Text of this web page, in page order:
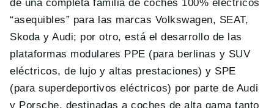
de una completa familia de coches 100% eléctricos
“asequibles” para las marcas Volkswagen, SEAT,
Skoda y Audi; por otro, está el desarrollo de las
plataformas modulares PPE (para berlinas y SUV
eléctricos, de lujo y altas prestaciones) y SPE
(para superdeportivos eléctricos) por parte de Audi
y Porsche, destinadas a coches de alta gama tanto